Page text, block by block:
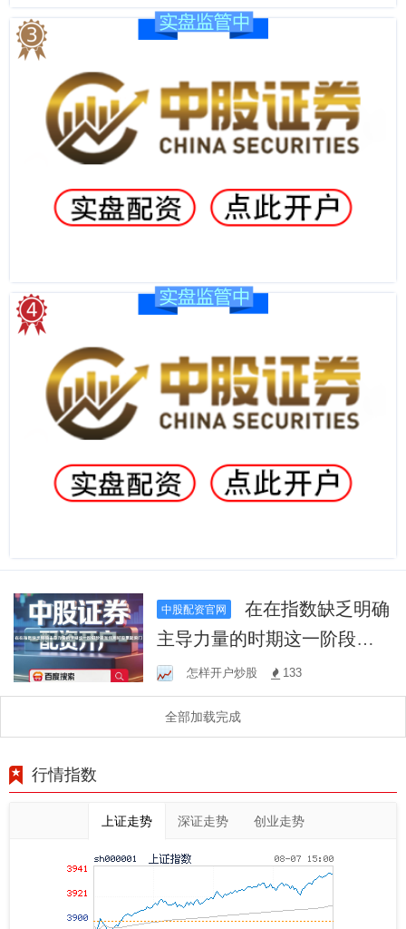
中股配资官网
在在指数缺乏明确
主导力量的时期这一阶段阶
段如何用好股票配资门
怎样开户炒股 133
全部加载完成
行情指数
上证走势 深证走势 创业走势